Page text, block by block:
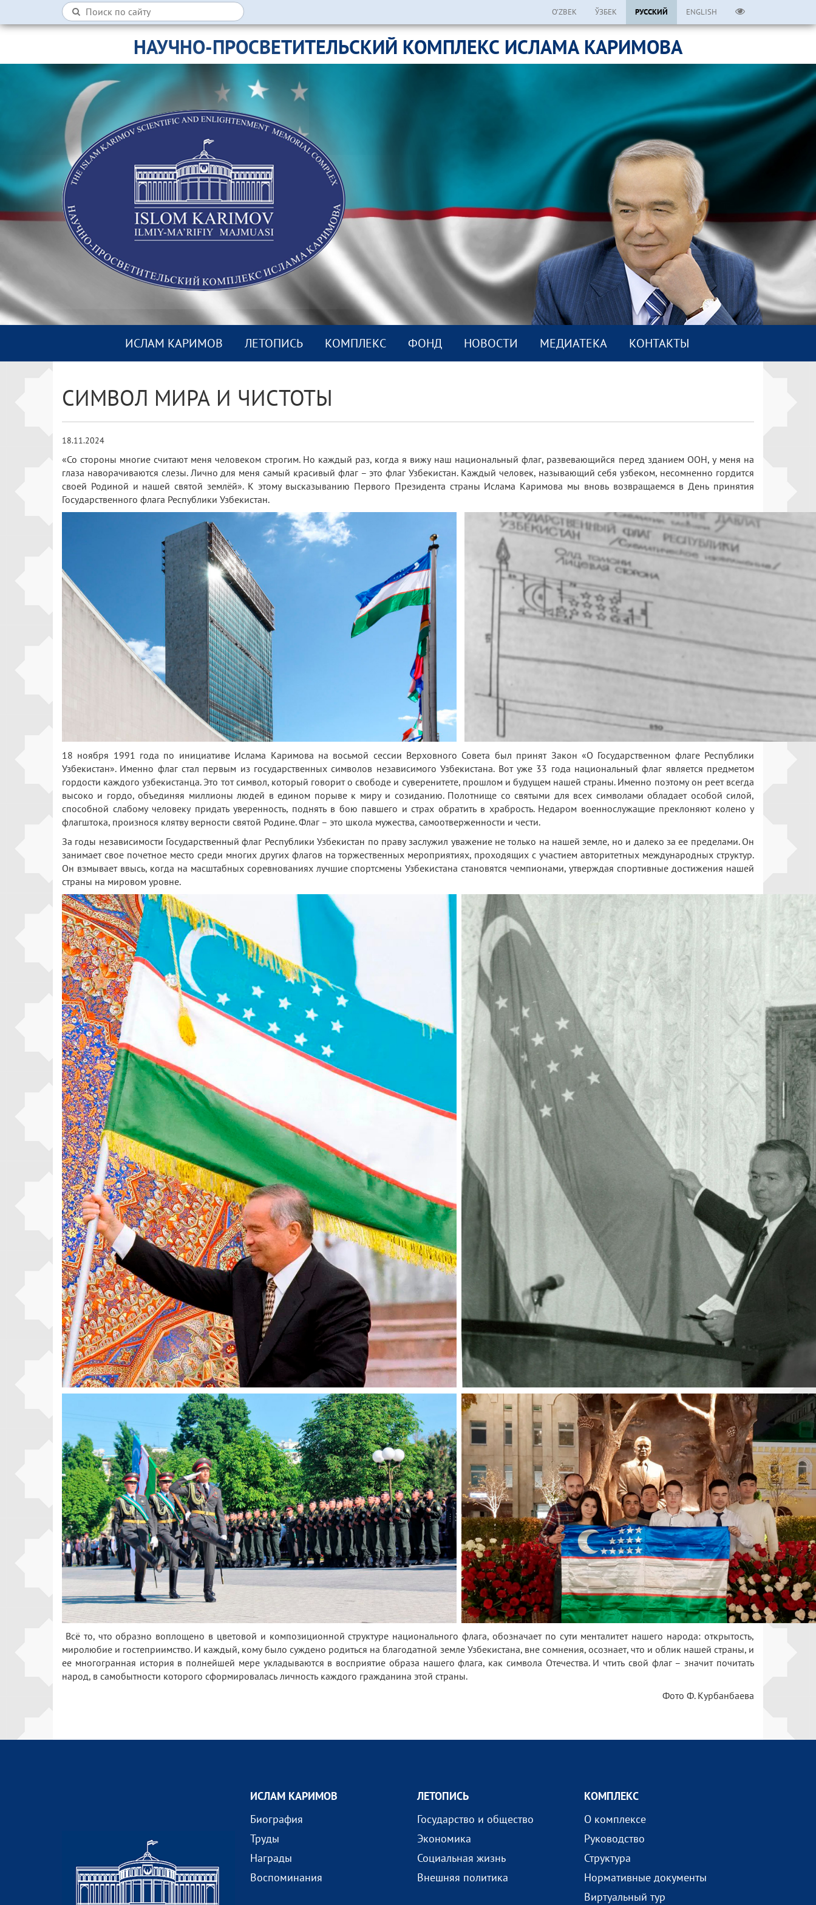
O’ZBEK ЎЗБЕК РУССКИЙ ENGLISH
НАУЧНО-ПРОСВЕТИТЕЛЬСКИЙ КОМПЛЕКС ИСЛАМА КАРИМОВА
ИСЛАМ КАРИМОВ ЛЕТОПИСЬ КОМПЛEКС ФОНД НОВОСТИ МEДИАТEКА КОНТАКТЫ
СИМВОЛ МИРА И ЧИСТОТЫ
18.11.2024
«Со стороны многие считают меня человеком строгим. Но каждый раз, когда я вижу наш национальный флаг, развевающийся перед зданием ООН, у меня на
глаза наворачиваются слезы. Лично для меня самый красивый флаг – это флаг Узбекистан. Каждый человек, называющий себя узбеком, несомненно гордится
своей Родиной и нашей святой землёй». К этому высказыванию Первого Президента страны Ислама Каримова мы вновь возвращаемся в День принятия
Государственного флага Республики Узбекистан.
18 ноября 1991 года по инициативе Ислама Каримова на восьмой сессии Верховного Совета был принят Закон «О Государственном флаге Республики
Узбекистан». Именно флаг стал первым из государственных символов независимого Узбекистана. Вот уже 33 года национальный флаг является предметом
гордости каждого узбекистанца. Это тот символ, который говорит о свободе и суверенитете, прошлом и будущем нашей страны. Именно поэтому он реет всегда
высоко и гордо, объединяя миллионы людей в едином порыве к миру и созиданию. Полотнище со святыми для всех символами обладает особой силой,
способной слабому человеку придать уверенность, поднять в бою павшего и страх обратить в храбрость. Недаром военнослужащие преклоняют колено у
флагштока, произнося клятву верности святой Родине. Флаг – это школа мужества, самоотверженности и чести.
За годы независимости Государственный флаг Республики Узбекистан по праву заслужил уважение не только на нашей земле, но и далеко за ее пределами. Он
занимает свое почетное место среди многих других флагов на торжественных мероприятиях, проходящих с участием авторитетных международных структур.
Он взмывает ввысь, когда на масштабных соревнованиях лучшие спортсмены Узбекистана становятся чемпионами, утверждая спортивные достижения нашей
страны на мировом уровне.
Всё то, что образно воплощено в цветовой и композиционной структуре национального флага, обозначает по сути менталитет нашего народа: открытость,
миролюбие и гостеприимство. И каждый, кому было суждено родиться на благодатной земле Узбекистана, вне сомнения, осознает, что и облик нашей страны, и
ее многогранная история в полнейшей мере укладываются в восприятие образа нашего флага, как символа Отечества. И чтить свой флаг – значит почитать
народ, в самобытности которого сформировалась личность каждого гражданина этой страны.
Фото Ф. Курбанбаева
ИСЛАМ КАРИМОВ
Биография
Труды
Награды
Воспоминания
ЛЕТОПИСЬ
Государство и общество
Экономика
Социальная жизнь
Внешняя политика
КОМПЛEКС
О комплексе
Руководство
Структура
Нормативные документы
Виртуальный тур